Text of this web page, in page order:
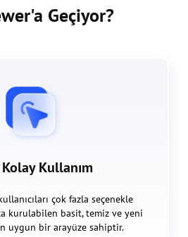
Geçiyor?
Kullanım
çok fazla seçenekle
kurulabilen basit, temiz ve yeni
uygun bir arayüze sahiptir.